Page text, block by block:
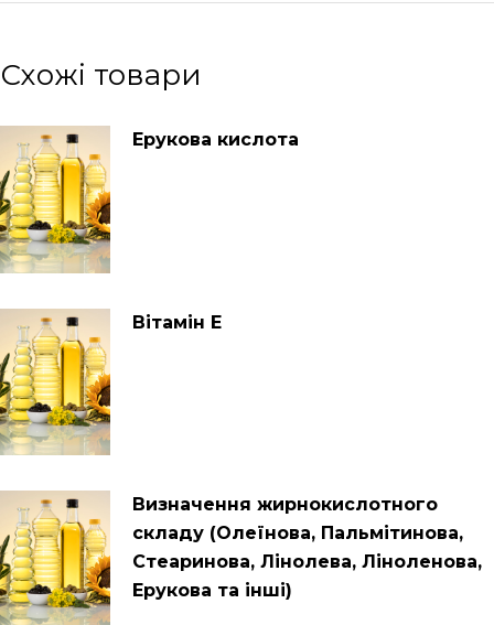
Схожі товари
Ерукова кислота
Вітамін Е
Визначення жирнокислотного
складу (Олеїнова, Пальмітинова,
Стеаринова, Лінолева, Ліноленова,
Ерукова та інші)